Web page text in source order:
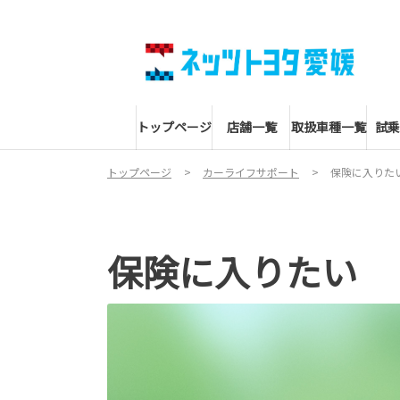
トップページ 店舗一覧 取扱車種一覧 試
トップページ カーライフサポート 保険に入りた
保険に入りたい